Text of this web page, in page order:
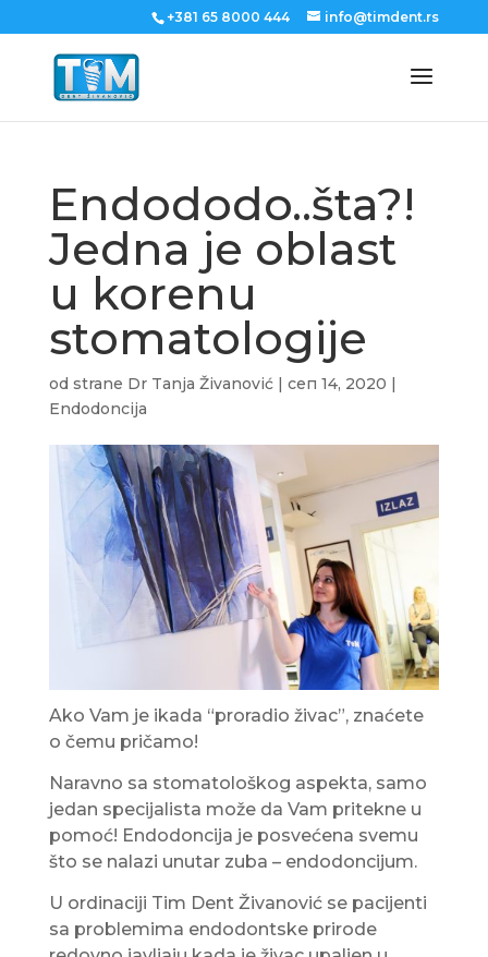
+381 65 8000 444 info@timdent.rs
Endododo..šta?!
Jedna je oblast
u korenu
stomatologije
od strane Dr Tanja Živanović| сеп 14, 2020 |
Endodoncija
Ako Vam je ikada “proradio živac”, znaćete
o čemu pričamo!
Naravno sa stomatološkog aspekta, samo
jedan specijalista može da Vam pritekne u
pomoć! Endodoncija je posvećena svemu
što se nalazi unutar zuba – endodoncijum.
U ordinaciji Tim Dent Živanović se pacijenti
sa problemima endodontske prirode